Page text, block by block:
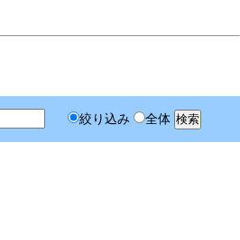
絞り込み 全体